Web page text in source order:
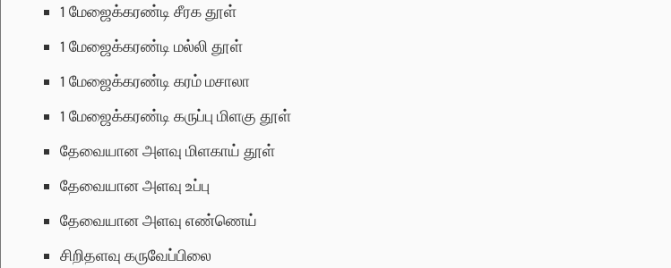
1 மேஜைக்கரண்டி சீரக தூள்
1 மேஜைக்கரண்டி மல்லி தூள்
1 மேஜைக்கரண்டி கரம் மசாலா
1 மேஜைக்கரண்டி கருப்பு மிளகு தூள்
தேவையான அளவு மிளகாய் தூள்
தேவையான அளவு உப்பு
தேவையான அளவு எண்ணெய்
சிறிதளவு கருவேப்பிலை